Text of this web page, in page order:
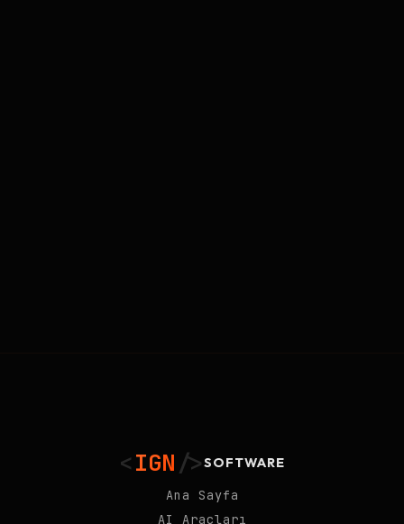
<IGN />SOFTWARE
Ana Sayfa
AI Araçları